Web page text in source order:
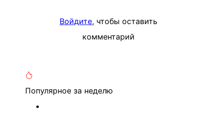
Войдите, чтобы оставить
комментарий
Популярное за неделю